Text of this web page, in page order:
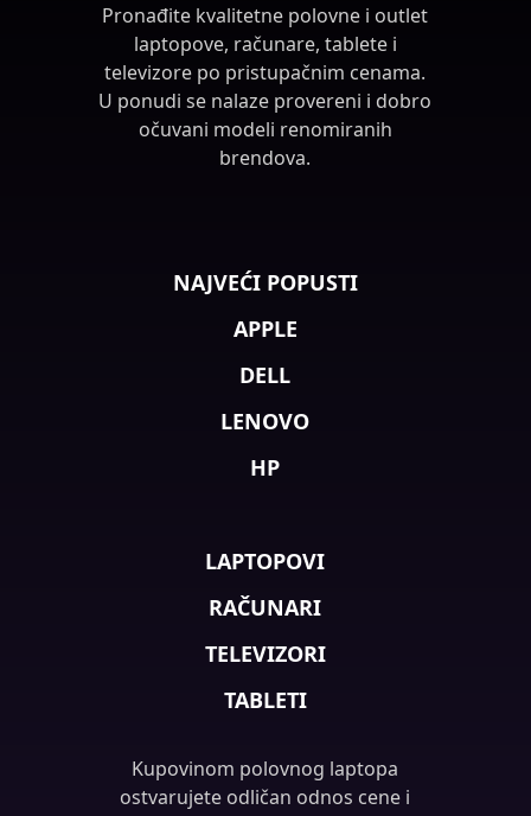
Pronađite kvalitetne polovne i outlet
laptopove, računare, tablete i
televizore po pristupačnim cenama.
U ponudi se nalaze provereni i dobro
očuvani modeli renomiranih
brendova.
NAJVEĆI POPUSTI
APPLE
DELL
LENOVO
HP
LAPTOPOVI
RAČUNARI
TELEVIZORI
TABLETI
Kupovinom polovnog laptopa
ostvarujete odličan odnos cene i